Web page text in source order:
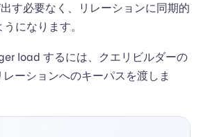
す必要なく、リレーションに同期的
になります。
load するには、クエリビルダーの
レーションへのキーパスを渡しま